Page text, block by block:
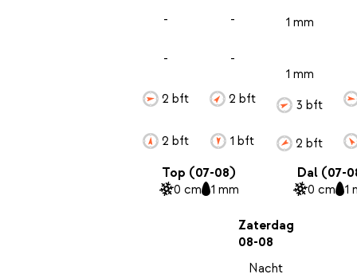
-
-
2 bft
2 bft
-
-
2 bft
1 bft
1 mm
1 mm
3 bft
2 bft
Top (07-08)
0 cm 1 mm
Dal (07-
0 cm 1
Zaterdag
08-08
Nacht